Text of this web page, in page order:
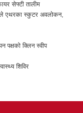
सेफ्टी तालीम
एथरका स्कुटर अवलोकन,
पक्षको क्लिन स्वीप
शिविर